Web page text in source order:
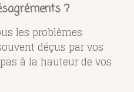
?
les problèmes
déçus par vos
à la hauteur de vos